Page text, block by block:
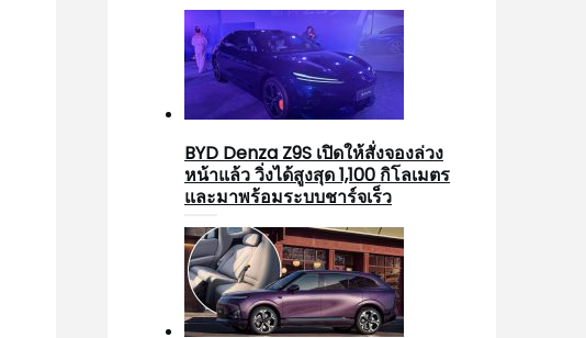
BYD Denza Z9S เปิดให้สั่งจองล่วง
หน้าแล้ว วิ่งได้สูงสุด 1,100 กิโลเมตร
และมาพร้อมระบบชาร์จเร็ว